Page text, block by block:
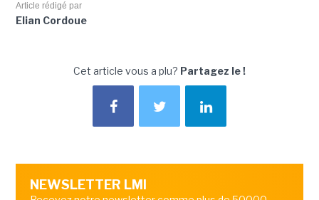
Article rédigé par
Elian Cordoue
Cet article vous a plu? Partagez le !
NEWSLETTER LMI